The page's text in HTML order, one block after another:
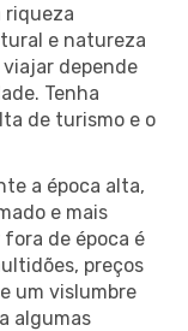
riqueza
e natureza
depende
Tenha
de turismo e o
a época alta,
e mais
de época é
preços
um vislumbre
algumas